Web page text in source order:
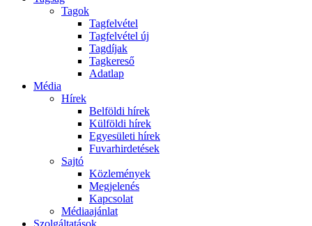
Tagok
Tagfelvétel
Tagfelvétel új
Tagdíjak
Tagkereső
Adatlap
Média
Hírek
Belföldi hírek
Külföldi hírek
Egyesületi hírek
Fuvarhirdetések
Sajtó
Közlemények
Megjelenés
Kapcsolat
Médiaajánlat